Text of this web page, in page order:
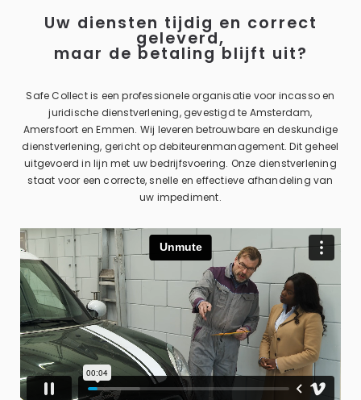
Uw diensten tijdig en correct
geleverd,
maar de betaling blijft uit?
Safe Collect is een professionele organisatie voor incasso en
juridische dienstverlening, gevestigd te Amsterdam,
Amersfoort en Emmen. Wij leveren betrouwbare en deskundige
dienstverlening, gericht op debiteurenmanagement. Dit geheel
uitgevoerd in lijn met uw bedrijfsvoering. Onze dienstverlening
staat voor een correcte, snelle en effectieve afhandeling van
uw impediment.